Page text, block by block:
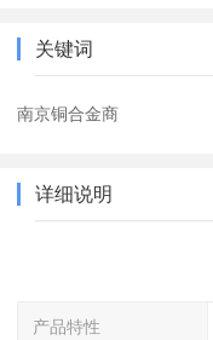
关键词
南京铜合金商
详细说明
产品特性